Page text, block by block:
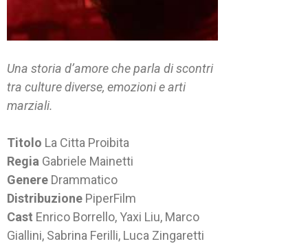
Una storia d’amore che parla di scontri
tra culture diverse, emozioni e arti
marziali.
Titolo La Citta Proibita
Regia Gabriele Mainetti
Genere Drammatico
Distribuzione PiperFilm
Cast Enrico Borrello, Yaxi Liu, Marco
Giallini, Sabrina Ferilli, Luca Zingaretti